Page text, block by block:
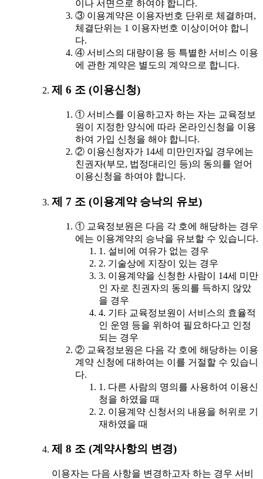
이나 서면으로 하여야 합니다.
③ 이용계약은 이용자번호 단위로 체결하며,
체결단위는 1 이용자번호 이상이어야 합니
다.
④ 서비스의 대량이용 등 특별한 서비스 이용
에 관한 계약은 별도의 계약으로 합니다.
제 6 조 (이용신청)
① 서비스를 이용하고자 하는 자는 교육정보
원이 지정한 양식에 따라 온라인신청을 이용
하여 가입 신청을 해야 합니다.
② 이용신청자가 14세 미만인자일 경우에는
친권자(부모, 법정대리인 등)의 동의를 얻어
이용신청을 하여야 합니다.
제 7 조 (이용계약 승낙의 유보)
① 교육정보원은 다음 각 호에 해당하는 경우
에는 이용계약의 승낙을 유보할 수 있습니다.
1. 설비에 여유가 없는 경우
2. 기술상에 지장이 있는 경우
3. 이용계약을 신청한 사람이 14세 미만
인 자로 친권자의 동의를 득하지 않았
을 경우
4. 기타 교육정보원이 서비스의 효율적
인 운영 등을 위하여 필요하다고 인정
되는 경우
② 교육정보원은 다음 각 호에 해당하는 이용
계약 신청에 대하여는 이를 거절할 수 있습니
다.
1. 다른 사람의 명의를 사용하여 이용신
청을 하였을 때
2. 이용계약 신청서의 내용을 허위로 기
재하였을 때
제 8 조 (계약사항의 변경)
이용자는 다음 사항을 변경하고자 하는 경우 서비